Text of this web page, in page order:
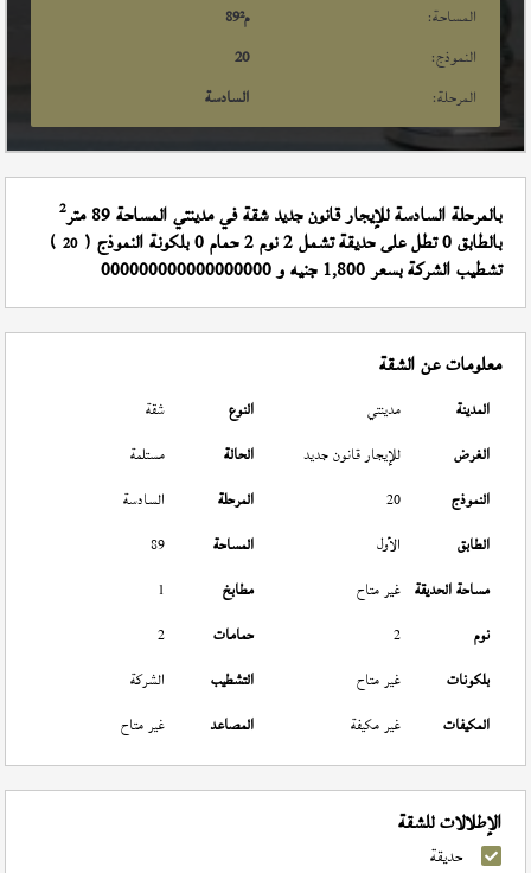
المساحة:
89م²
النموذج:
20
المرحلة:
السادسة
بالمرحلة السادسة للإيجار قانون جديد شقة في مدينتي المساحة 89 متر 2
بالطابق 0 تطل على حديقة تشمل 2 نوم 2 حمام 0 بلكونة النموذج ( 20
)
تشطيب الشركة بسعر 1,800 جنيه و 000000000000000000
معلومات عن الشقة
المدينة مدينتي النوع
شقة
الغرض
للإيجار قانون جديد الحالة
مستلمة
النموذج
20 المرحلة
السادسة
الطابق
الأول المساحة
89
مساحة الحديقة غير متاح مطابخ
1
نوم
2 حمامات
2
بلكونات
غير متاح التشطيب
الشركة
المكيفات
غير مكيفة المصاعد غير متاح
الإطلالات للشقة
حديقة